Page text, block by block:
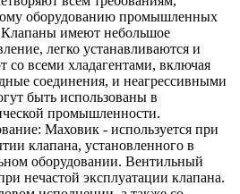
оборудованию промышленных
Клапаны имеют небольшое
легко устанавливаются и
со всеми хладагентами, включая
соединения, и неагрессивными
быть использованы в
промышленности.
Маховик - используется при
клапана, установленного в
оборудовании. Вентильный
нечастой эксплуатации клапана.